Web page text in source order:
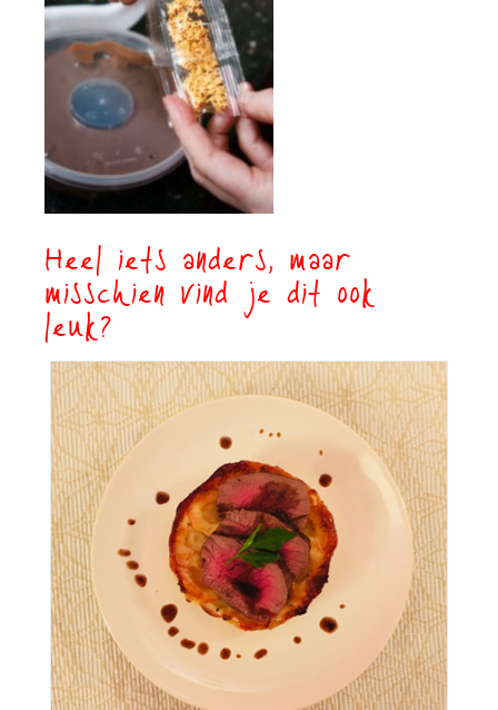
Heel iets anders, maar
misschien vind je dit ook
leuk?